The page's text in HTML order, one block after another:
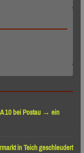
10 bei Postau → ein
in Teich geschleudert